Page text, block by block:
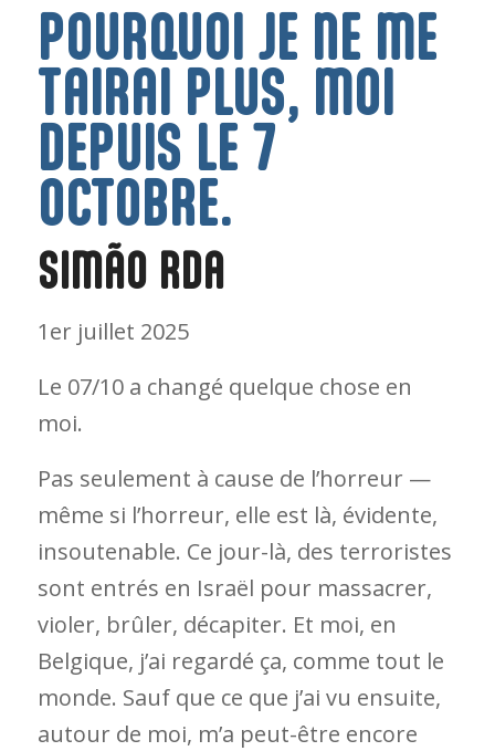
POURQUOI JE NE ME
TAIRAI PLUS, MOI
DEPUIS LE 7
OCTOBRE.
SIMÃO RDA
1er juillet 2025
Le 07/10 a changé quelque chose en
moi.
Pas seulement à cause de l’horreur —
même si l’horreur, elle est là, évidente,
insoutenable. Ce jour-là, des terroristes
sont entrés en Israël pour massacrer,
violer, brûler, décapiter. Et moi, en
Belgique, j’ai regardé ça, comme tout le
monde. Sauf que ce que j’ai vu ensuite,
autour de moi, m’a peut-être encore